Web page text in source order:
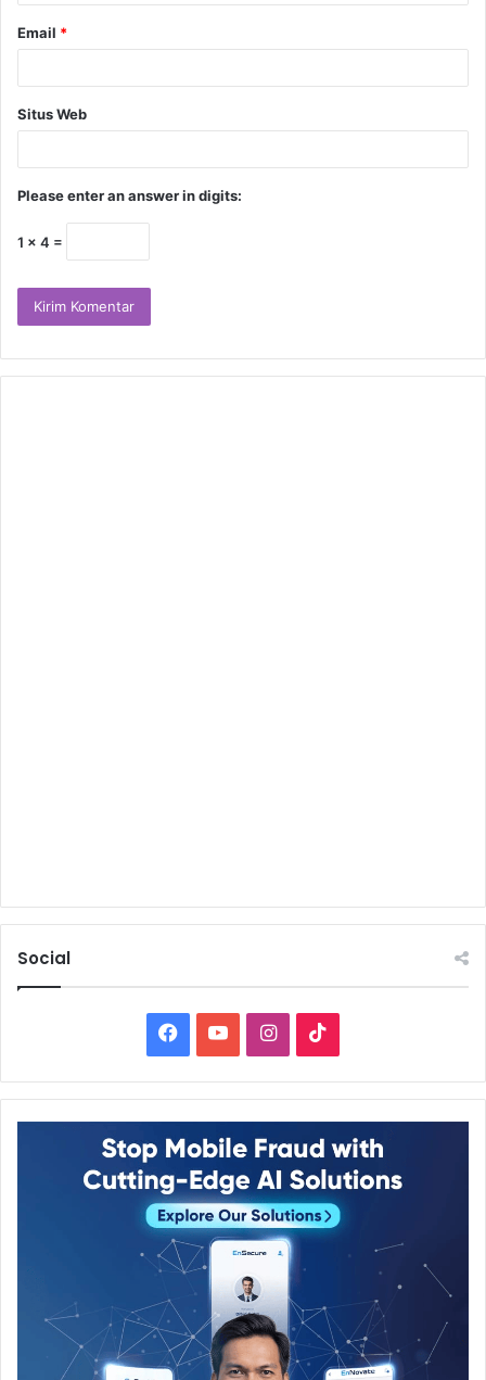
Email *
Situs Web
Please enter an answer in digits:
1 × 4 =
Social
Facebook
YouTubeInstagram